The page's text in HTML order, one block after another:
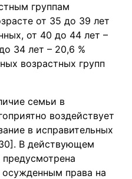
группам
от 35 до 39 лет
от 40 до 44 лет –
34 лет – 20,6 %
возрастных групп
семьи в
воздействует
в исправительных
В действующем
предусмотрена
права на